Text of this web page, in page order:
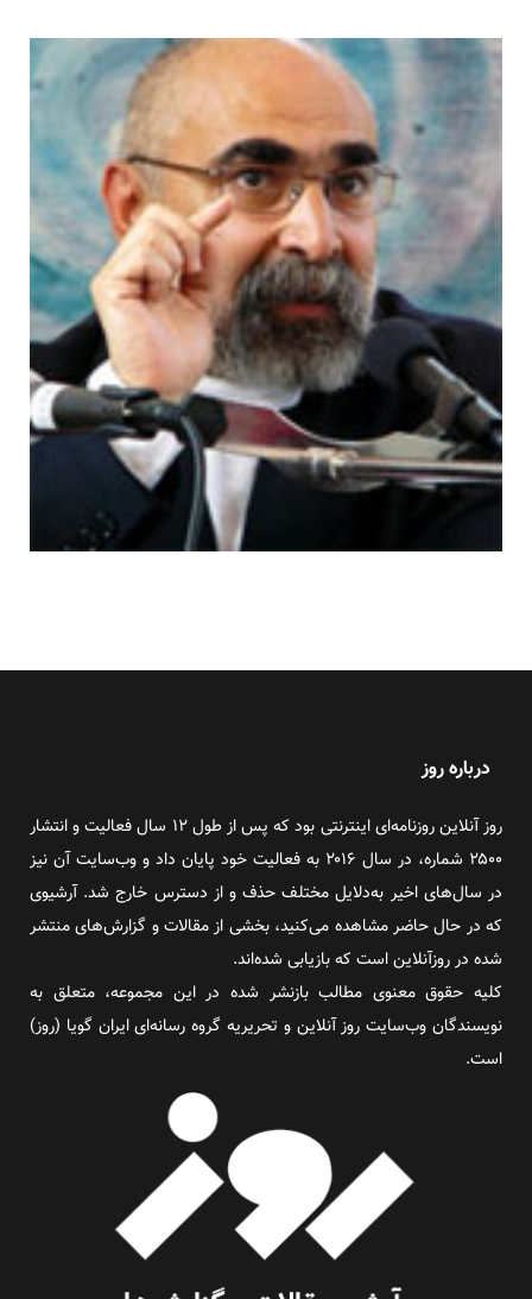
درباره روز
روز آنلاین روزنامه‌ای اینترنتی بود که پس از طول ۱۲ سال فعالیت و انتشار
۲۵۰۰ شماره، در سال ۲۰۱۶ به فعالیت خود پایان داد و وب‌سایت آن نیز
در سال‌های اخیر به‌دلایل مختلف حذف و از دسترس خارج شد. آرشیوی
که در حال حاضر مشاهده می‌کنید، بخشی از مقالات و گزارش‌های منتشر
شده در روزآنلاین است که بازیابی شده‌اند.
کلیه حقوق معنوی مطالب بازنشر شده در این مجموعه، متعلق به
نویسندگان وب‌سایت روز آنلاین و تحریریه گروه رسانه‌ای ایران گویا (روز)
است.